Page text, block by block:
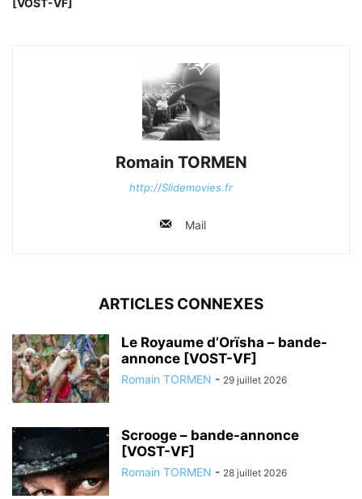
Romain TORMEN
http://Slidemovies.fr
Mail
ARTICLES CONNEXES
Le Royaume d’Orïsha – bande-
annonce [VOST-VF]
Romain TORMEN - 29 juillet 2026
Scrooge – bande-annonce
[VOST-VF]
Romain TORMEN - 28 juillet 2026